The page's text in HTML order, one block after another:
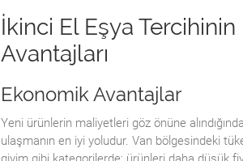
İkinci El Eşya
Avantajları
Ekonomik Avantajlar
Yeni ürünlerin maliyetleri göz önüne
ulaşmanın en iyi yoludur. Van bölgesindeki